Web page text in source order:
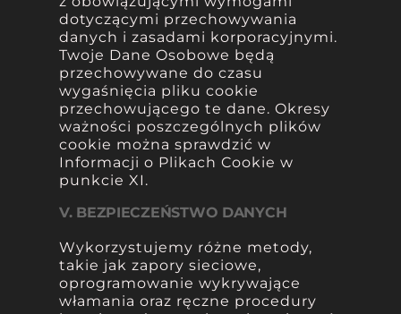
dotyczącymi przechowywania
danych i zasadami korporacyjnymi.
Twoje Dane Osobowe będą
przechowywane do czasu
wygaśnięcia pliku cookie
przechowującego te dane. Okresy
ważności poszczególnych plików
cookie można sprawdzić w
Informacji o Plikach Cookie w
punkcie XI.
V. BEZPIECZEŃSTWO DANYCH
Wykorzystujemy różne metody,
takie jak zapory sieciowe,
oprogramowanie wykrywające
włamania oraz ręczne procedury